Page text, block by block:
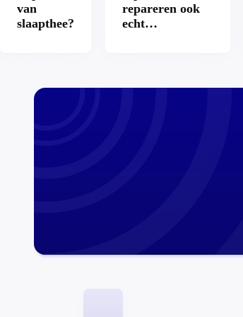
van
slaapthee?
repareren ook
echt